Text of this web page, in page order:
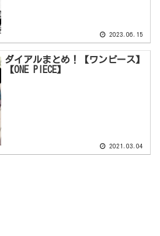
2023.06.15
ダイアルまとめ！【ワンピース】
【ONE PIECE】
2021.03.04